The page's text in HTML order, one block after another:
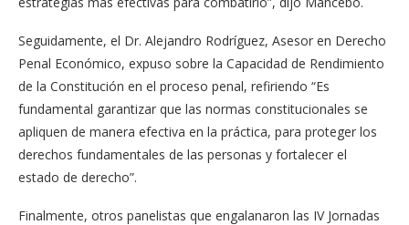
Seguidamente, el Dr. Alejandro Rodríguez, Asesor en Derecho
Penal Económico, expuso sobre la Capacidad de Rendimiento
de la Constitución en el proceso penal, refiriendo “Es
fundamental garantizar que las normas constitucionales se
apliquen de manera efectiva en la práctica, para proteger los
derechos fundamentales de las personas y fortalecer el
estado de derecho”.
Finalmente, otros panelistas que engalanaron las IV Jornadas